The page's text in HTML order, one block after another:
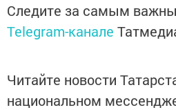
Следите за самым
Telegram-канале
Читайте новости
национальном